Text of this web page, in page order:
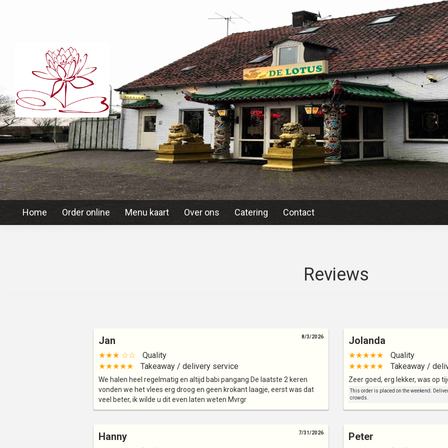
Home Order online Menu kaart Over ons Catering Contact
Reviews
Jan
★★★ ☆☆
Quality
★★★★★
Takeaway / delivery service
We halen heel regelmatig en altijd babi pangang De laatste 2 keren
vonden we het vlees erg droog en geen krokant laagje, eerst was dat
veel beter, ik wilde u dit even laten weten Mvrgr
8/3/2026 Jolanda
★★★★★
Quality
★★★★★
Takeaway /
Zeer goed, erg lekker, was op
This order is placed on the weekend.
crowds.
Hanny 7/31/2026 Peter